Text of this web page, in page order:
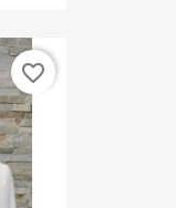
favorite_border